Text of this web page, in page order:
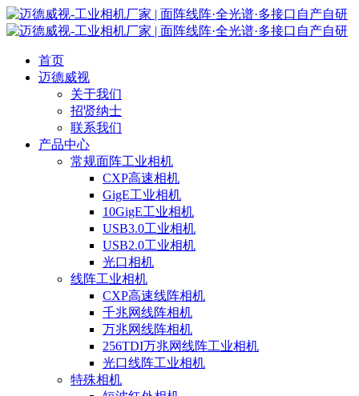
首页
迈德威视
关于我们
招贤纳士
联系我们
产品中心
常规面阵工业相机
CXP高速相机
GigE工业相机
10GigE工业相机
USB3.0工业相机
USB2.0工业相机
光口相机
线阵工业相机
CXP高速线阵相机
千兆网线阵相机
万兆网线阵相机
256TDI万兆网线阵工业相机
光口线阵工业相机
特殊相机